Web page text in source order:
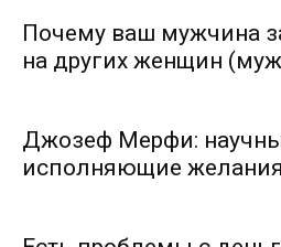
Почему ваш мужчина
на других женщин
Джозеф Мерфи:
исполняющие желания